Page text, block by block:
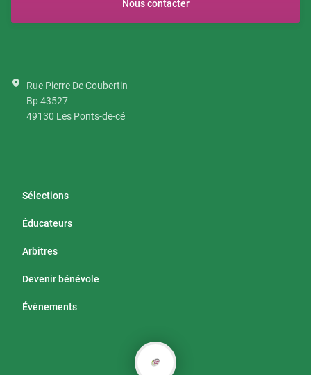
Nous contacter
Rue Pierre De Coubertin
Bp 43527
49130 Les Ponts-de-cé
Sélections
Éducateurs
Arbitres
Devenir bénévole
Évènements